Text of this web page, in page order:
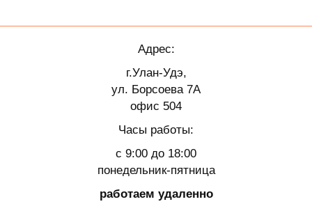
Адрес:
г.Улан-Удэ,
ул. Борсоева 7А
офис 504
Часы работы:
с 9:00 до 18:00
понедельник-пятница
работаем удаленно